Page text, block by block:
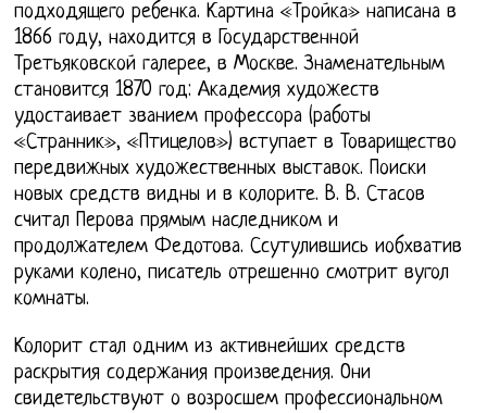
подходящего ребенка. Картина «Тройка» написана в
1866 году, находится в Государственной
Третьяковской галерее, в Москве. Знаменательным
становится 1870 год: Академия художеств
удостаивает званием профессора (работы
«Странник», «Птицелов») вступает в Товарищество
передвижных художественных выставок. Поиски
новых средств видны и в колорите. В. В. Стасов
считал Перова прямым наследником и
продолжателем Федотова. Ссутулившись иобхватив
руками колено, писатель отрешенно смотрит вугол
комнаты.
Колорит стал одним из активнейших средств
раскрытия содержания произведения. Они
свидетельствуют о возросшем профессиональном